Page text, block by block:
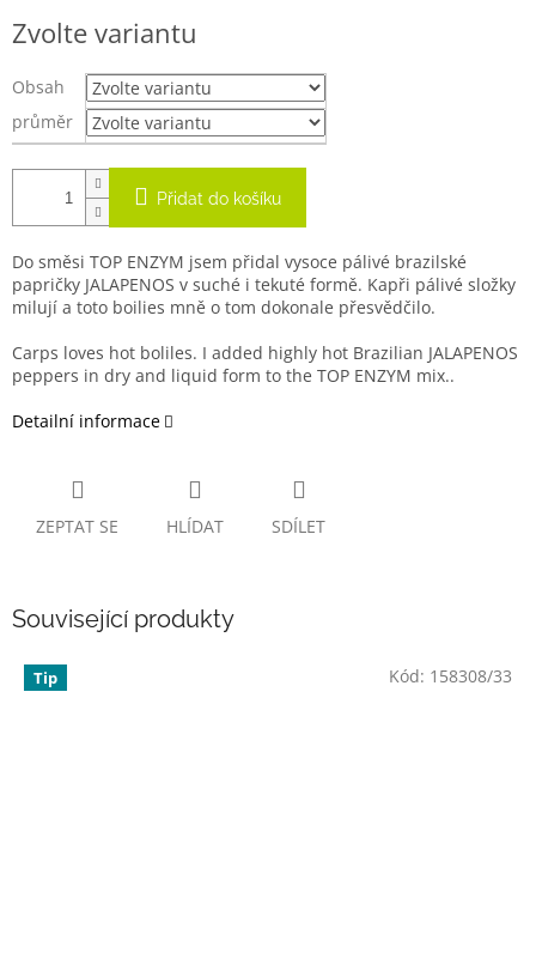
cena:
Zvolte variantu
Obsah
průměr
Přidat do košíku
Do směsi TOP ENZYM jsem přidal vysoce pálivé brazilské
papričky JALAPENOS v suché i tekuté formě. Kapři pálivé složky
milují a toto boilies mně o tom dokonale přesvědčilo.
Carps loves hot boliles. I added highly hot Brazilian JALAPENOS
peppers in dry and liquid form to the TOP ENZYM mix..
Detailní informace
ZEPTAT SE HLÍDAT SDÍLET
Související produkty
Tip Kód: 158308/33